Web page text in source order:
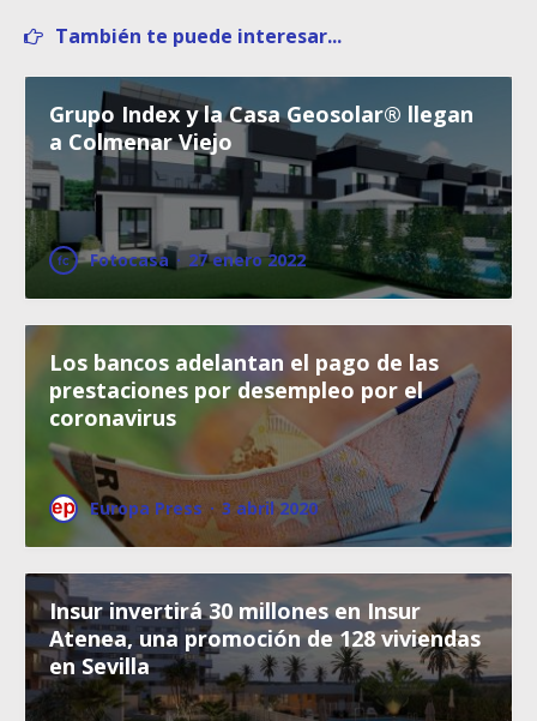
También te puede interesar...
Grupo Index y la Casa Geosolar® llegan
a Colmenar Viejo
Fotocasa · 27 enero 2022
Los bancos adelantan el pago de las
prestaciones por desempleo por el
coronavirus
Europa Press · 3 abril 2020
Insur invertirá 30 millones en Insur
Atenea, una promoción de 128 viviendas
en Sevilla